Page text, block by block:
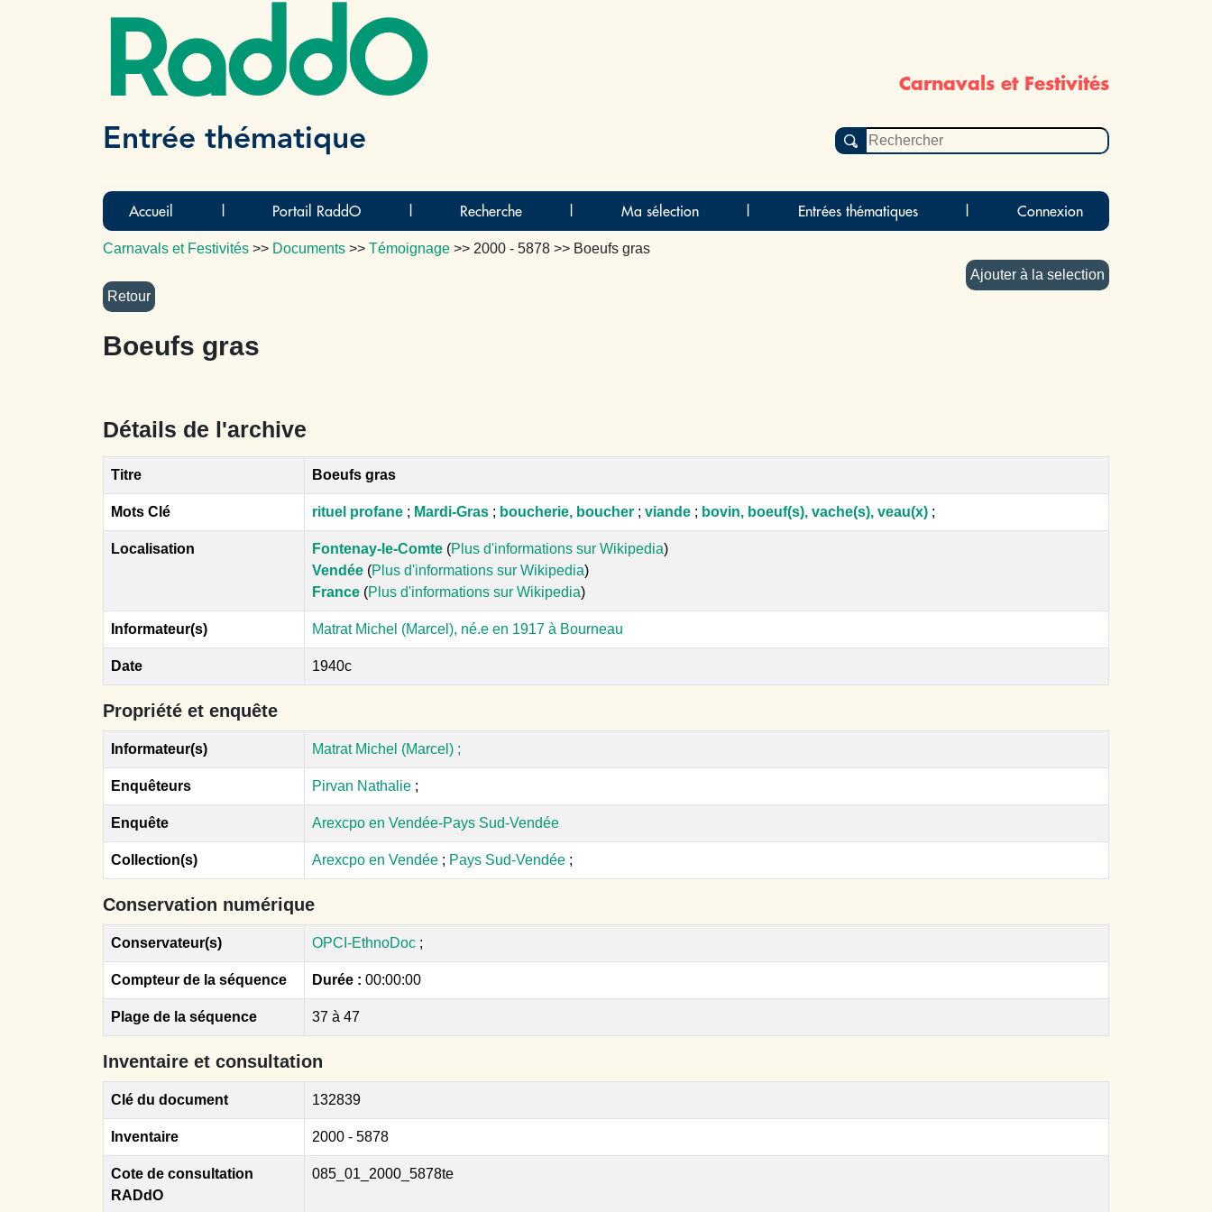
RaddO Carnavals et Festivités
Entrée thématique
Accueil Portail RaddO Recherche Ma sélection Entrées thématiques Connexion
Carnavals et Festivités >> Documents >> Témoignage >> 2000 - 5878 >> Boeufs gras
Ajouter à la selection
Boeufs gras
Détails de l'archive
Titre Boeufs gras
Mots Clé rituel profane ; Mardi-Gras ; boucherie, boucher ; viande ; bovin, boeuf(s), vache(s), veau(x) ;
Localisation Fontenay-le-Comte (Plus d'informations sur Wikipedia)
Vendée (Plus d'informations sur Wikipedia)
France (Plus d'informations sur Wikipedia)
Informateur(s) Matrat Michel (Marcel), né.e en 1917 à Bourneau
Date 1940c
Propriété et enquête
Informateur(s) Matrat Michel (Marcel) ;
Enquêteurs Pirvan Nathalie ;
Enquête Arexcpo en Vendée-Pays Sud-Vendée
Collection(s) Arexcpo en Vendée ; Pays Sud-Vendée ;
Conservation numérique
Conservateur(s) OPCI-EthnoDoc ;
Compteur de la séquence Durée : 00:00:00
Plage de la séquence 37 à 47
Inventaire et consultation
Clé du document 132839
Inventaire 2000 - 5878
Cote de consultation
RADdO
085_01_2000_5878te